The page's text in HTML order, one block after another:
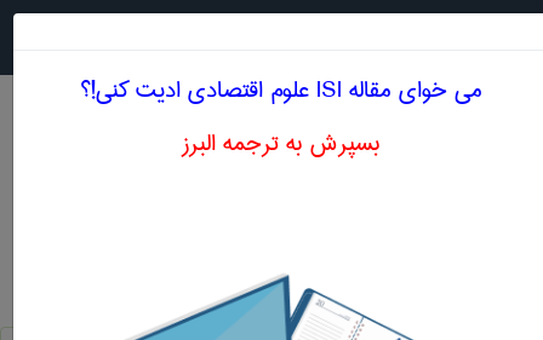
می خوای مقاله ISI علوم اقتصادی ادیت کنی!؟
بسپرش به ترجمه البرز